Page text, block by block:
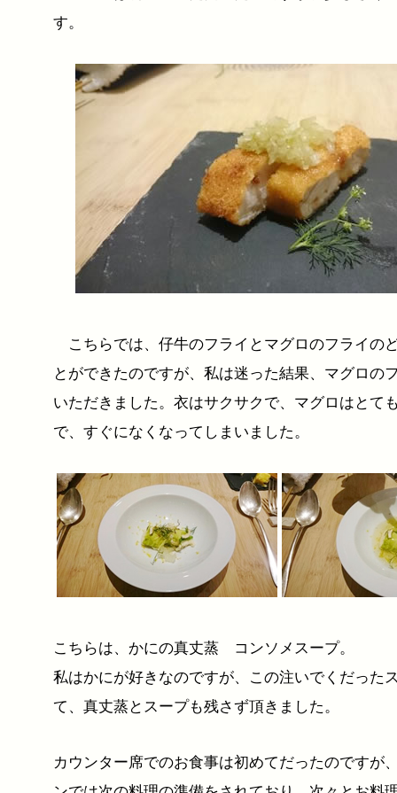
す。
こちらでは、仔牛のフライとマグロのフライの
とができたのですが、私は迷った結果、マグロの
いただきました。衣はサクサクで、マグロはとて
で、すぐになくなってしまいました。
こちらは、かにの真丈蒸 コンソメスープ。
私はかにが好きなのですが、この注いでくだった
て、真丈蒸とスープも残さず頂きました。
カウンター席でのお食事は初めてだったのですが